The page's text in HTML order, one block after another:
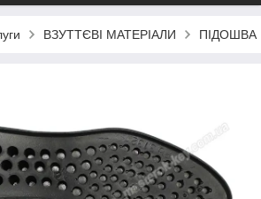
ВЗУТТЄВІ МАТЕРІАЛИ ПІДОШВА